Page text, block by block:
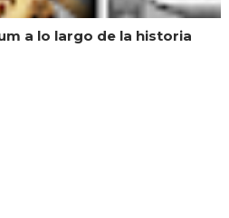
a lo largo de la historia